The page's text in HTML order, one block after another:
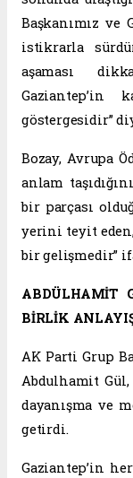
Başkanımız ve
istikrarla
aşaması
Gaziantep’in
göstergesidir”
Bozay, Avrupa
anlam
bir parçası
yerini teyit
bir gelişmedir”
ABDÜLHAMİT
BİRLİK
AK Parti Grup
Abdulhamit Gül,
dayanışma ve
getirdi.
Gaziantep’in